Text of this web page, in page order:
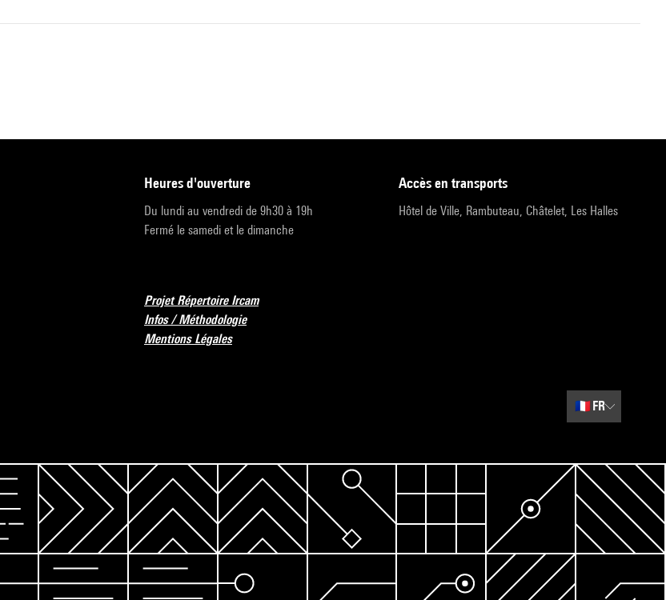
heures d'ouverture
Du lundi au vendredi de 9h30 à 19h
Fermé le samedi et le dimanche
accès en transports
Hôtel de Ville, Rambuteau, Châtelet, Les Halles
Projet Répertoire Ircam
Infos / Méthodologie
Mentions Légales
🇫🇷 FR